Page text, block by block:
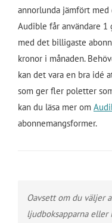
annorlunda jämfört med
Audible får användare
med det billigaste
kronor i månaden.
kan det vara en bra idé
som ger fler poletter
kan du läsa mer om
abonnemangsformer.
Oavsett om du väljer
ljudboksapparna